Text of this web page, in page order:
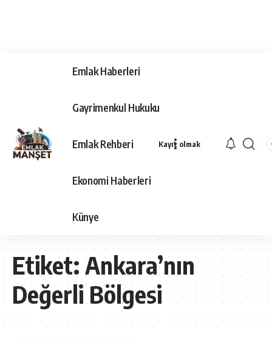
Emlak Haberleri
Gayrimenkul Hukuku
Emlak Rehberi
Ekonomi Haberleri
Künye
Kayıt olmak
Etiket: Ankara’nın
Değerli Bölgesi